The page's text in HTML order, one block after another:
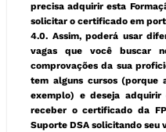
precisa adquirir esta
solicitar o certificado em
4.0. Assim, poderá usar
vagas que você buscar
comprovações da sua
tem alguns cursos (porque
exemplo) e deseja adquirir
receber o certificado da
Suporte DSA solicitando seu